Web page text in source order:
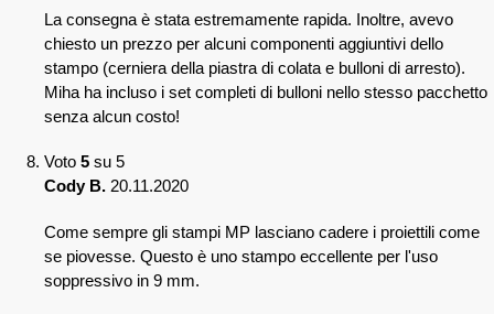
La consegna è stata estremamente rapida. Inoltre, avevo
chiesto un prezzo per alcuni componenti aggiuntivi dello
stampo (cerniera della piastra di colata e bulloni di arresto).
Miha ha incluso i set completi di bulloni nello stesso pacchetto
senza alcun costo!
Voto 5 su 5
Cody B. 20.11.2020
Come sempre gli stampi MP lasciano cadere i proiettili come
se piovesse. Questo è uno stampo eccellente per l'uso
soppressivo in 9 mm.